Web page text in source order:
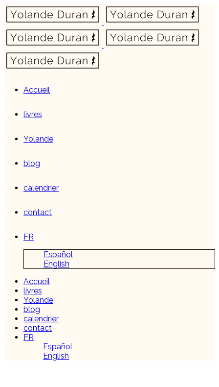
Accueil
livres
Yolande
blog
calendrier
contact
FR
Español
English
Accueil
livres
Yolande
blog
calendrier
contact
FR
Español
English